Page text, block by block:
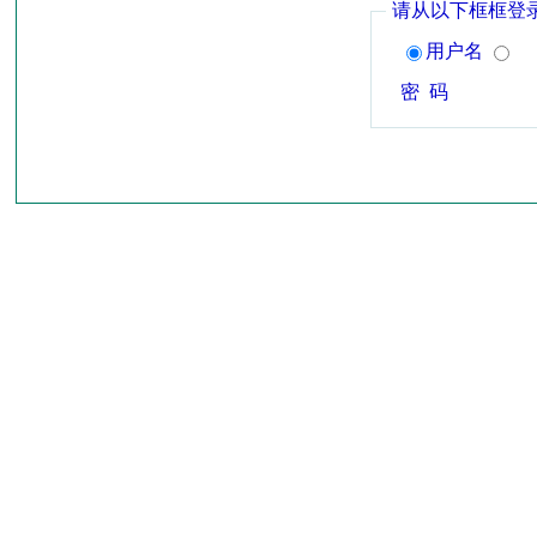
请从以下框框登
用户名
密 码